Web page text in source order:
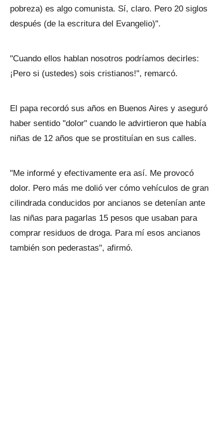
pobreza) es algo comunista. Sí, claro. Pero 20 siglos
después (de la escritura del Evangelio)".
"Cuando ellos hablan nosotros podríamos decirles:
¡Pero si (ustedes) sois cristianos!", remarcó.
El papa recordó sus años en Buenos Aires y aseguró
haber sentido "dolor" cuando le advirtieron que había
niñas de 12 años que se prostituían en sus calles.
"Me informé y efectivamente era así. Me provocó
dolor. Pero más me dolió ver cómo vehículos de gran
cilindrada conducidos por ancianos se detenían ante
las niñas para pagarlas 15 pesos que usaban para
comprar residuos de droga. Para mí esos ancianos
también son pederastas", afirmó.